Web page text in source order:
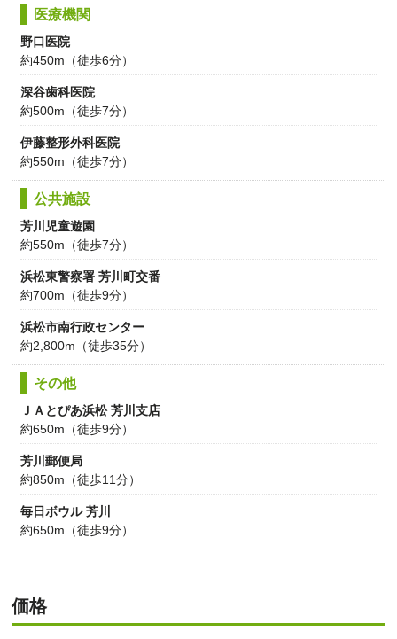
医療機関
野口医院
約450m（徒歩6分）
深谷歯科医院
約500m（徒歩7分）
伊藤整形外科医院
約550m（徒歩7分）
公共施設
芳川児童遊園
約550m（徒歩7分）
浜松東警察署 芳川町交番
約700m（徒歩9分）
浜松市南行政センター
約2,800m（徒歩35分）
その他
ＪＡとぴあ浜松 芳川支店
約650m（徒歩9分）
芳川郵便局
約850m（徒歩11分）
毎日ボウル 芳川
約650m（徒歩9分）
価格